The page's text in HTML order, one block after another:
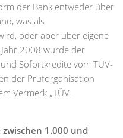
der Bank entweder über
was als
oder aber über eigene
2008 wurde der
Sofortkredite vom TÜV-
der Prüforganisation
Vermerk „TÜV-
zwischen 1.000 und